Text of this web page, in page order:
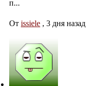
п...
От issiele , 3 дня назад